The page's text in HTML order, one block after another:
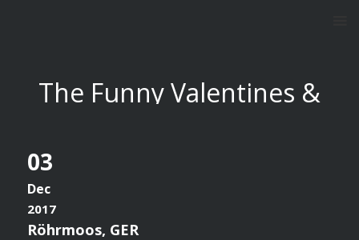
The Funny Valentines &
03
Dec
2017
Röhrmoos, GER